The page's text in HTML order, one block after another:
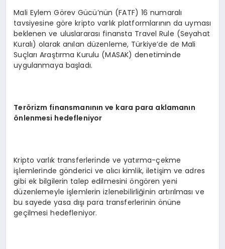
Mali Eylem Görev Gücü’nün (FATF) 16 numaralı
tavsiyesine göre kripto varlık platformlarının da uyması
beklenen ve uluslararası finansta Travel Rule (Seyahat
Kuralı) olarak anılan düzenleme, Türkiye’de de Mali
Suçları Araştırma Kurulu (MASAK) denetiminde
uygulanmaya başladı.
Terörizm finansmanının ve kara para aklamanın
önlenmesi hedefleniyor
Kripto varlık transferlerinde ve yatırma-çekme
işlemlerinde gönderici ve alıcı kimlik, iletişim ve adres
gibi ek bilgilerin talep edilmesini öngören yeni
düzenlemeyle işlemlerin izlenebilirliğinin artırılması ve
bu sayede yasa dışı para transferlerinin önüne
geçilmesi hedefleniyor.